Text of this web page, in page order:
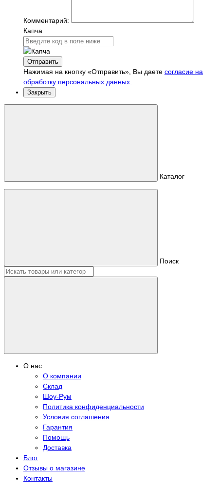
Комментарий:
Капча
Отправить
Нажимая на кнопку «Отправить», Вы даете согласие на
обработку персональных данных.
Закрыть
Каталог
Поиск
О нас
О компании
Склад
Шоу-Рум
Политика конфиденциальности
Условия соглашения
Гарантия
Помощь
Доставка
Блог
Отзывы о магазине
Контакты